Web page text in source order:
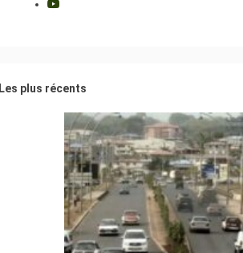
Les plus récents